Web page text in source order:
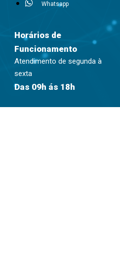
Whatsapp
Horários de
Funcionamento
Atendimento de segunda à
sexta
Das 09h ás 18h